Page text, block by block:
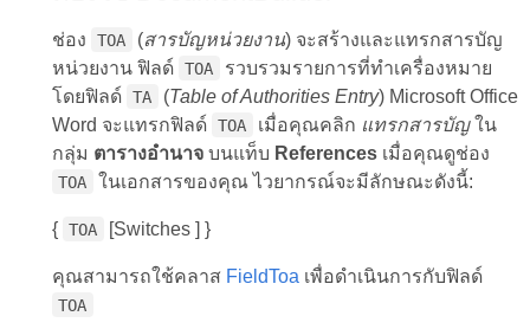
ช่อง TOA (สารบัญหน่วยงาน) จะสร้างและแทรกสารบัญ
หน่วยงาน ฟิลด์ TOA
รวบรวมรายการที่ทำเครื่องหมาย
โดยฟิลด์ TA (Table of Authorities Entry) Microsoft Office
Word จะแทรกฟิลด์ TOA เมื่อคุณคลิก แทรกสารบัญใน
กลุ่ม ตารางอำนาจบนแท็บ Referencesเมื่อคุณดูช่อง
TOA ในเอกสารของคุณ ไวยากรณ์จะมีลักษณะดังนี้:
{ TOA [Switches ] }
คุณสามารถใช้คลาส FieldToa เพื่อดำเนินการกับฟิลด์
TOA